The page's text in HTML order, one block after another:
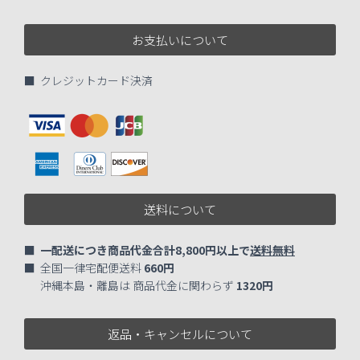
お支払いについて
■ クレジットカード決済
送料について
■ 一配送につき商品代金合計8,800円以上で送料無料
■ 全国一律宅配便送料 660円
沖縄本島・離島は 商品代金に関わらず 1320円
返品・キャンセルについて